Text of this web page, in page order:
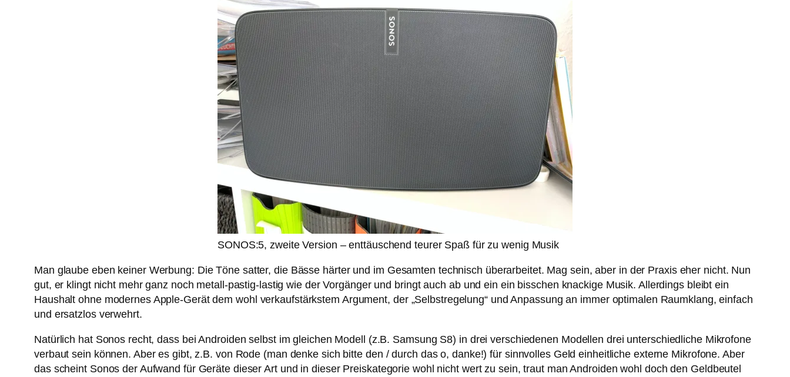
SONOS:5, zweite Version – enttäuschend teurer Spaß für zu wenig Musik
Man glaube eben keiner Werbung: Die Töne satter, die Bässe härter und im Gesamten technisch überarbeitet. Mag sein, aber in der Praxis eher nicht. Nun
gut, er klingt nicht mehr ganz noch metall-pastig-lastig wie der Vorgänger und bringt auch ab und ein ein bisschen knackige Musik. Allerdings bleibt ein
Haushalt ohne modernes Apple-Gerät dem wohl verkaufstärkstem Argument, der „Selbstregelung“ und Anpassung an immer optimalen Raumklang, einfach
und ersatzlos verwehrt.
Natürlich hat Sonos recht, dass bei Androiden selbst im gleichen Modell (z.B. Samsung S8) in drei verschiedenen Modellen drei unterschiedliche Mikrofone
verbaut sein können. Aber es gibt, z.B. von Rode (man denke sich bitte den / durch das o, danke!) für sinnvolles Geld einheitliche externe Mikrofone. Aber
das scheint Sonos der Aufwand für Geräte dieser Art und in dieser Preiskategorie wohl nicht wert zu sein, traut man Androiden wohl doch den Geldbeutel